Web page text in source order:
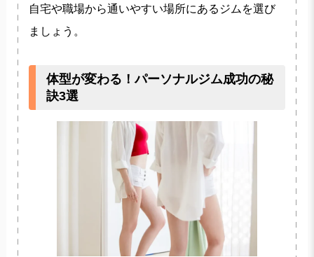
自宅や職場から通いやすい場所にあるジムを選び
ましょう。
体型が変わる！パーソナルジム成功の秘
訣3選